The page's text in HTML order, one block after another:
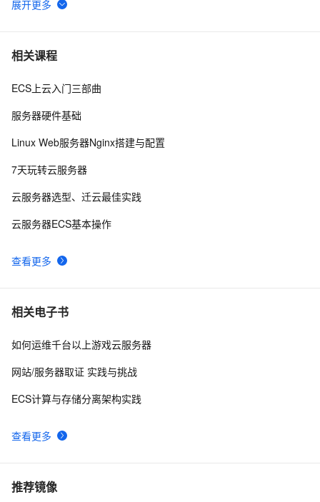
6
卖爆了！阿里云99元服务器新老用户同享，续费不涨
7 使用阿里云服务器ESC部署Flask项目，完成个人开发
8 征文投稿丨基于轻量应用服务器搭建Hexo个人博客
10远程管理技术对服务器管理的影响
相关课程
查看更多
ECS上云入门三部曲
服务器硬件基础
Linux Web服务器Nginx搭建与配置
7天玩转云服务器
云服务器选型、迁云最佳实践
云服务器ECS基本操作
相关电子书
查看更多
如何运维千台以上游戏云服务器
网站/服务器取证 实践与挑战
ECS计算与存储分离架构实践
推荐镜像